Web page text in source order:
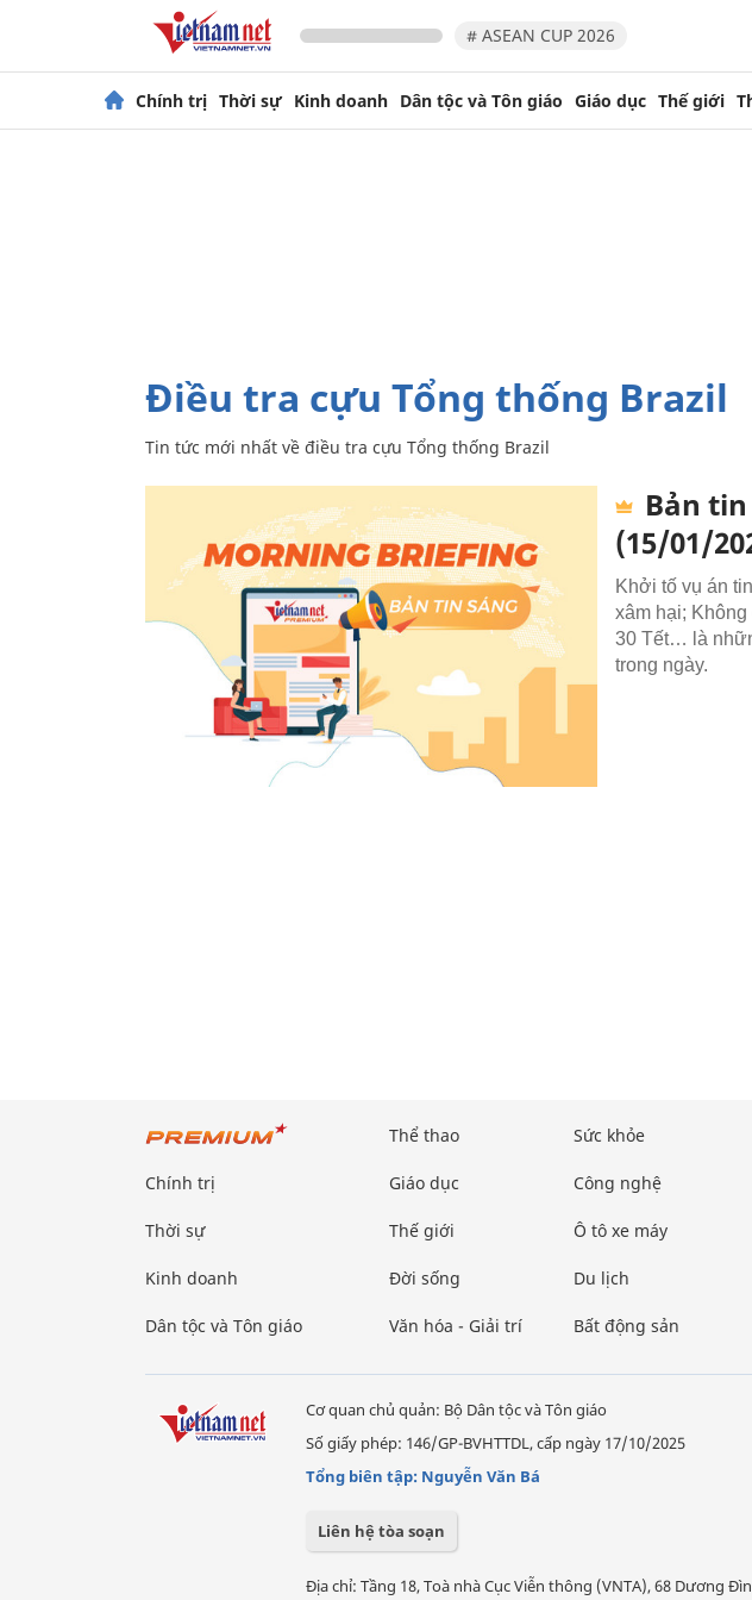
# ASEAN CUP 2026
Chính trị Thời sự Kinh doanh Dân tộc và Tôn giáo Giáo dục Thế giới
điều tra cựu Tổng thống Brazil
Tin tức mới nhất về điều tra cựu Tổng thống Brazil
Bản
(15/01/
Khởi tố vụ án
xâm hại;
30 Tết… là
trong ngày.
Chính trị
Thời sự
Kinh doanh
Dân tộc và Tôn giáo
Thể thao
Giáo dục
Thế giới
Đời sống
Văn hóa - Giải trí
Sức khỏe
Công nghệ
Ô tô xe máy
Du lịch
Bất động sản
Cơ quan chủ quản: Bộ Dân tộc và Tôn giáo
Số giấy phép: 146/GP-BVHTTDL, cấp ngày 17/10/2025
Tổng biên tập: Nguyễn Văn Bá
Liên hệ tòa soạn
Địa chỉ: Tầng 18, Toà nhà Cục Viễn thông (VNTA), 68 Dương